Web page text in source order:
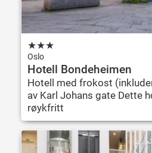
★★★
Oslo
Hotell Bondeheimen
Hotell med frokost
av Karl Johans gate Dette
røykfritt